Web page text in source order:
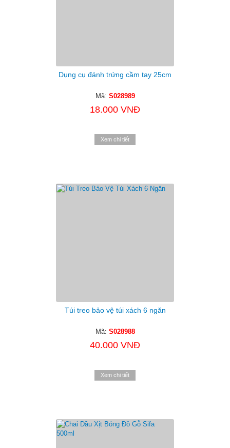
Dụng cụ đánh trứng cầm tay 25cm
Mã: S028989
18.000 VNĐ
Xem chi tiết
Túi treo bảo vệ túi xách 6 ngăn
Mã: S028988
40.000 VNĐ
Xem chi tiết